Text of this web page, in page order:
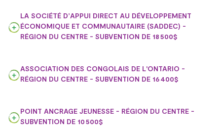
LA SOCIÉTÉ D’APPUI DIRECT AU DÉVELOPPEMENT
ÉCONOMIQUE ET COMMUNAUTAIRE (SADDEC) -
RÉGION DU CENTRE - SUBVENTION DE 18 500$
ASSOCIATION DES CONGOLAIS DE L'ONTARIO -
RÉGION DU CENTRE - SUBVENTION DE 16 400$
POINT ANCRAGE JEUNESSE - RÉGION DU CENTRE -
SUBVENTION DE 10 500$